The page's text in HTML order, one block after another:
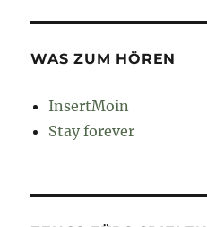
WAS ZUM HÖREN
InsertMoin
Stay forever